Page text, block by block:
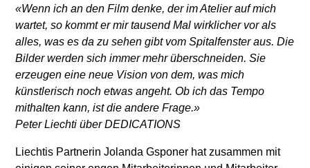
«Wenn ich an den Film denke, der im Atelier auf mich
wartet, so kommt er mir tausend Mal wirklicher vor als
alles, was es da zu sehen gibt vom Spitalfenster aus. Die
Bilder werden sich immer mehr überschneiden. Sie
erzeugen eine neue Vision von dem, was mich
künstlerisch noch etwas angeht. Ob ich das Tempo
mithalten kann, ist die andere Frage.»
Peter Liechti über DEDICATIONS
Liechtis Partnerin Jolanda Gsponer hat zusammen mit